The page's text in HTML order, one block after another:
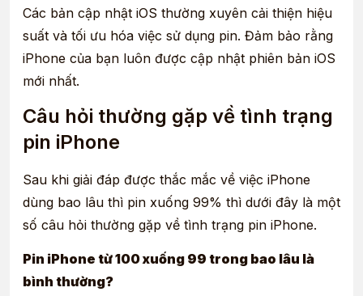
Các bản cập nhật iOS thường xuyên cải thiện hiệu
suất và tối ưu hóa việc sử dụng pin. Đảm bảo rằng
iPhone của bạn luôn được cập nhật phiên bản iOS
mới nhất.
Câu hỏi thường gặp về tình trạng
pin iPhone
Sau khi giải đáp được thắc mắc về việc iPhone
dùng bao lâu thì pin xuống 99% thì dưới đây là một
số câu hỏi thường gặp về tình trạng pin iPhone.
Pin iPhone từ 100 xuống 99 trong bao lâu là
bình thường?